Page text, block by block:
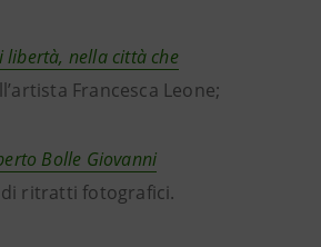
nella città che
Francesca Leone;
Bolle Giovanni
ritratti fotografici.